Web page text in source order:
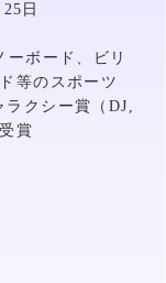
日
ボード、ビリ
等のスポーツ
クシー賞（DJ,
賞